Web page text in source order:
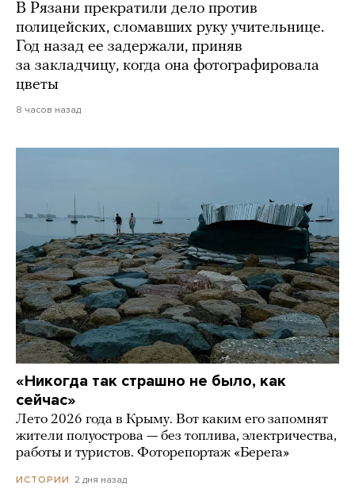
В Рязани прекратили дело против
полицейских, сломавших руку учительнице.
Год назад ее задержали, приняв
за закладчицу, когда она фотографировала
цветы
8 часов назад
«Никогда так страшно не было, как
сейчас»
Лето 2026 года в Крыму. Вот каким его запомнят
жители полуострова — без топлива, электричества,
работы и туристов. Фоторепортаж «Берега»
ИСТОРИИ 2 дня назад